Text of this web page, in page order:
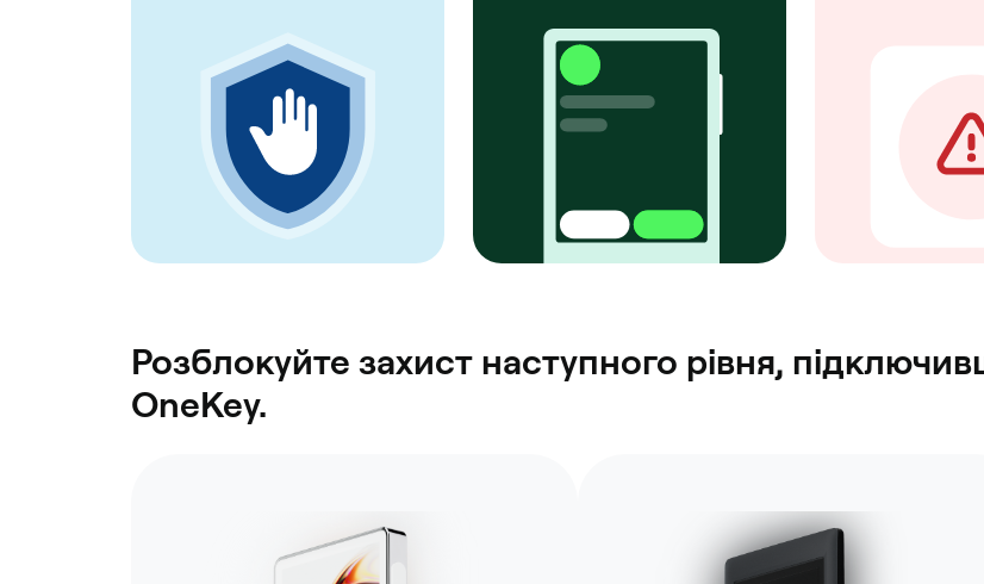
Розблокуйте захист наступного рівня,
OneKey.